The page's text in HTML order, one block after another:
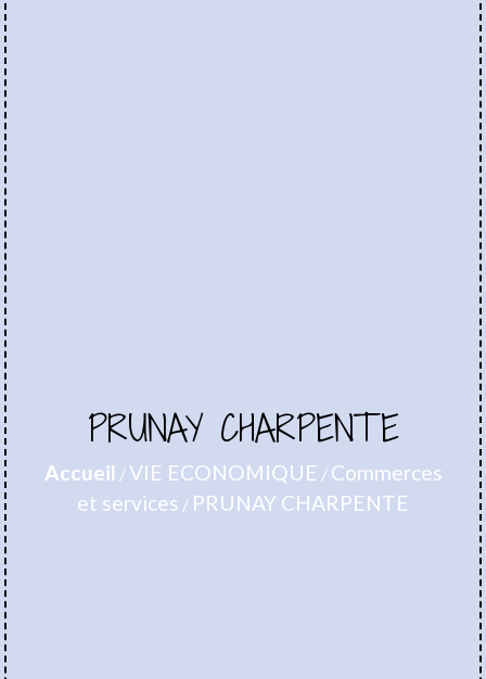
PRUNAY CHARPENTE
Accueil /VIE ECONOMIQUE / Commerces
et services / PRUNAY CHARPENTE